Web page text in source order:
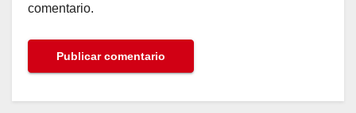
comentario.